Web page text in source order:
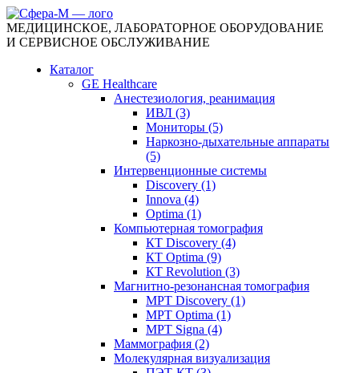
МЕДИЦИНСКОЕ, ЛАБОРАТОРНОЕ ОБОРУДОВАНИЕ
И СЕРВИСНОЕ ОБСЛУЖИВАНИЕ
Каталог
GE Healthcare
Анестезиология, реанимация
ИВЛ (3)
Мониторы (5)
Наркозно-дыхательные аппараты
(5)
Интервенционные системы
Discovery (1)
Innova (4)
Optima (1)
Компьютерная томография
КТ Discovery (4)
КТ Optima (9)
КТ Revolution (3)
Магнитно-резонансная томография
МРТ Discovery (1)
МРТ Optima (1)
МРТ Signa (4)
Маммография (2)
Молекулярная визуализация